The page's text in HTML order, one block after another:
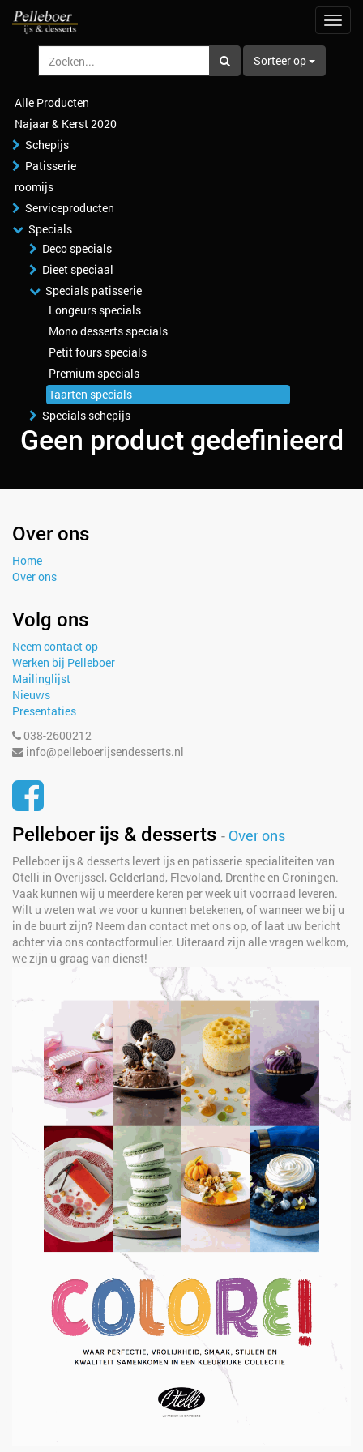
aan/
Sorteer op
Alle Producten
Najaar & Kerst 2020
Schepijs
Patisserie
roomijs
Serviceproducten
Specials
Deco specials
Dieet speciaal
Specials patisserie
Longeurs specials
Mono desserts specials
Petit fours specials
Premium specials
Taarten specials
Specials schepijs
Geen product gedefinieerd
Over ons
Home
Over ons
Volg ons
Neem contact op
Werken bij Pelleboer
Mailinglijst
Nieuws
Presentaties
038-2600212
info@pelleboerijsendesserts.nl
Pelleboer ijs & desserts - Over ons
Pelleboer ijs & desserts levert ijs en patisserie specialiteiten van
Otelli in Overijssel, Gelderland, Flevoland, Drenthe en Groningen.
Vaak kunnen wij u meerdere keren per week uit voorraad leveren.
Wilt u weten wat we voor u kunnen betekenen, of wanneer we bij u
in de buurt zijn? Neem dan contact met ons op, of laat uw bericht
achter via ons contactformulier. Uiteraard zijn alle vragen welkom,
we zijn u graag van dienst!